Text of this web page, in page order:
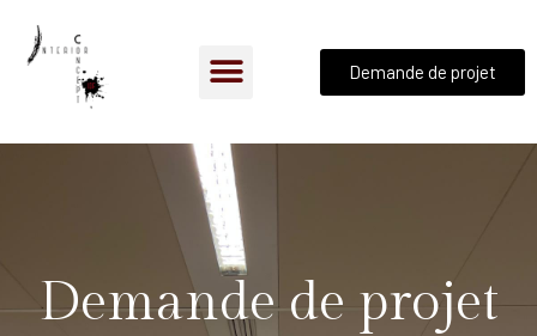
Demande de projet
Demande de projet